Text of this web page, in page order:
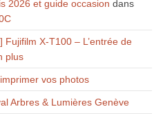
2026 et guide occasion dans
Fujifilm X-T100 – L’entrée de
plus
vos photos
Arbres & Lumières Genève